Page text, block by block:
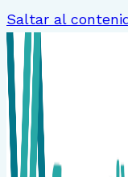
Saltar al